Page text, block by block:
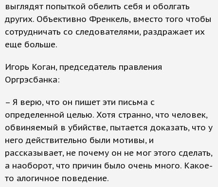
выглядят попыткой обелить себя и оболгать
других. Объективно Френкель, вместо того чтобы
сотрудничать со следователями, раздражает их
еще больше.
Игорь Коган, председатель правления
Оргрэсбанка:
– Я верю, что он пишет эти письма с
определенной целью. Хотя странно, что человек,
обвиняемый в убийстве, пытается доказать, что у
него действительно были мотивы, и
рассказывает, не почему он не мог этого сделать,
а наоборот, что причин было очень много. Какое-
то алогичное поведение.